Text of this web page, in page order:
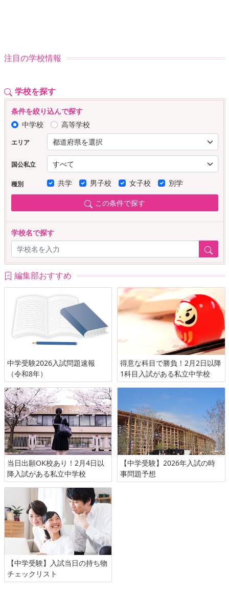
注目の学校情報
学校を探す
条件を絞り込んで探す
中学校
高等学校
エリア
国公私立
種別 共学 男子校 女子校 別学
この条件で探す
学校名で探す
編集部おすすめ
中学受験2026入試問題速報
（令和8年）
得意な科目で勝負！2月2日以降
1科目入試がある私立中学校
当日出願OK校あり！2月4日以
降入試がある私立中学校
【中学受験】2026年入試の時
事問題予想
【中学受験】入試当日の持ち物
チェックリスト